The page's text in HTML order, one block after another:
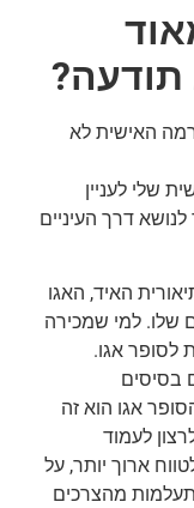
תודעה?
האישית לא
שלי לעניין
דרך העיניים
האיד, האגו
שלו. למי שמכירה
אגו.
בסיסים
אגו הוא זה
לעמוד
ארוך יותר, על
מהצרכים